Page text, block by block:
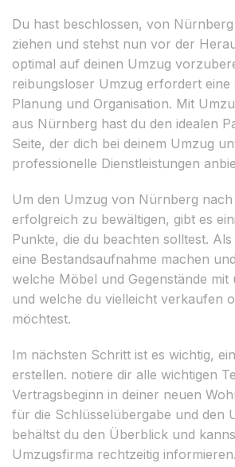
Du hast beschlossen, von
ziehen und stehst nun vor der
optimal auf deinen Umzug
reibungsloser Umzug erfordert eine
Planung und Organisation. Mit
aus Nürnberg hast du den idealen
Seite, der dich bei deinem Umzug
professionelle Dienstleistungen
Um den Umzug von Nürnberg nach
erfolgreich zu bewältigen, gibt es
Punkte, die du beachten solltest.
eine Bestandsaufnahme machen
welche Möbel und Gegenstände mit
und welche du vielleicht verkaufen
möchtest.
Im nächsten Schritt ist es wichtig,
erstellen. notiere dir alle wichtigen
Vertragsbeginn in deiner neuen
für die Schlüsselübergabe und den
behältst du den Überblick und
Umzugsfirma rechtzeitig informieren.